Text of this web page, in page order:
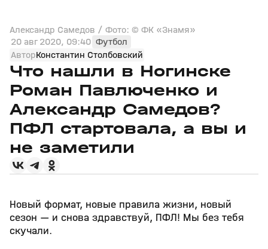
Александр Самедов / Фото: © ФК «Знамя»
20 авг 2020, 09:40 Футбол
АвторКонстантин Столбовский
Что нашли в Ногинске
Роман Павлюченко и
Александр Самедов?
ПФЛ стартовала, а вы и
не заметили
Новый формат, новые правила жизни, новый
сезон — и снова здравствуй, ПФЛ! Мы без тебя
скучали.